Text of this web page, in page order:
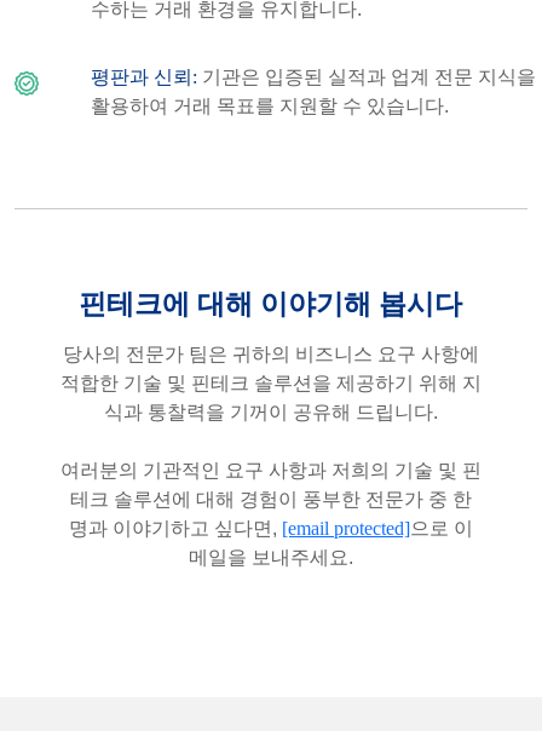
수하는 거래 환경을 유지합니다.
평판과 신뢰: 기관은 입증된 실적과 업계 전문 지식을
활용하여 거래 목표를 지원할 수 있습니다.
핀테크에 대해 이야기해 봅시다
당사의 전문가 팀은 귀하의 비즈니스 요구 사항에
적합한 기술 및 핀테크 솔루션을 제공하기 위해 지
식과 통찰력을 기꺼이 공유해 드립니다.
여러분의 기관적인 요구 사항과 저희의 기술 및 핀
테크 솔루션에 대해 경험이 풍부한 전문가 중 한
명과 이야기하고 싶다면, [email protected]으로 이
메일을 보내주세요.